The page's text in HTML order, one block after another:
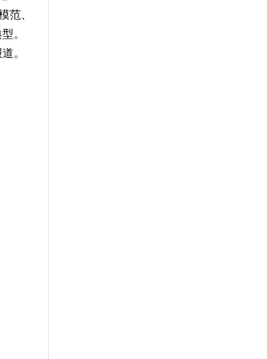
范、
。
。